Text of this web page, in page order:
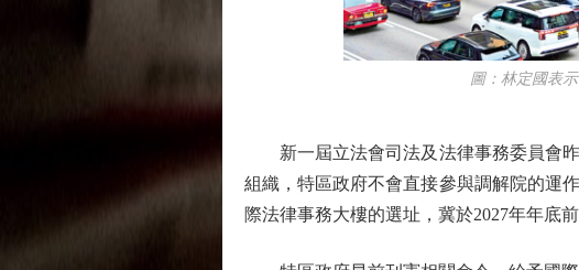
圖：林定國表示
新一屆立法會司法及法律事務委員會昨
組織，特區政府不會直接參與調解院的運
際法律事務大樓的選址，冀於2027年年底